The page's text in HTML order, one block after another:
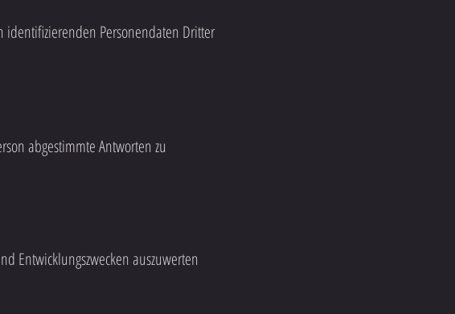
identifizierenden Personendaten Dritter
abgestimmte Antworten zu
Entwicklungszwecken auszuwerten